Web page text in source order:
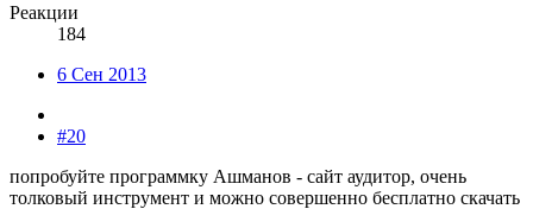
Реакции
184
6 Сен 2013
#20
попробуйте программку Ашманов - сайт аудитор, очень
толковый инструмент и можно совершенно бесплатно скачать